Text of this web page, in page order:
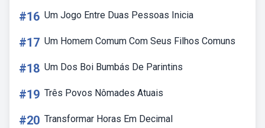
#16 Um Jogo Entre Duas Pessoas Inicia
#17 Um Homem Comum Com Seus Filhos Comuns
#18 Um Dos Boi Bumbás De Parintins
#19 Três Povos Nômades Atuais
#20 Transformar Horas Em Decimal